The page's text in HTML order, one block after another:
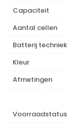
Capaciteit
Aantal cellen
Batterij techniek
Kleur
Afmetingen
Voorraadstatus